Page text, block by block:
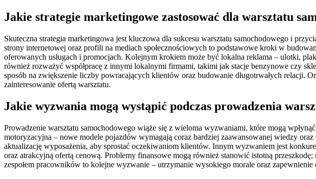
Jakie strategie marketingowe zastosować dla warsztatu
Skuteczna strategia marketingowa jest kluczowa dla sukcesu warsztatu samochodowego i
strony internetowej oraz profili na mediach społecznościowych to podstawowe kroki w
oferowanych usługach i promocjach. Kolejnym krokiem może być lokalna reklama – ulotki,
również rozważyć współpracę z innymi lokalnymi firmami, takimi jak stacje benzynowe czy
sposób na zwiększenie liczby powracających klientów oraz budowanie długotrwałych
zainteresowanie ofertą warsztatu.
Jakie wyzwania mogą wystąpić podczas prowadzenia
Prowadzenie warsztatu samochodowego wiąże się z wieloma wyzwaniami, które mogą
motoryzacyjna – nowe modele pojazdów wymagają coraz bardziej zaawansowanej wiedzy
aktualizację wyposażenia, aby sprostać oczekiwaniom klientów. Innym wyzwaniem jest
oraz atrakcyjną ofertą cenową. Problemy finansowe mogą również stanowić istotną
zespołem pracowników to kolejne wyzwanie – utrzymanie wysokiego morale oraz